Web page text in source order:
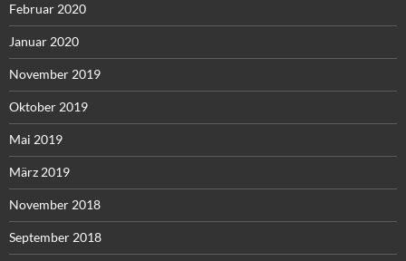
Februar 2020
Januar 2020
November 2019
Oktober 2019
Mai 2019
März 2019
November 2018
September 2018